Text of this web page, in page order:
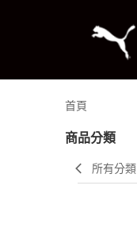
首頁
商品分類
所有分類